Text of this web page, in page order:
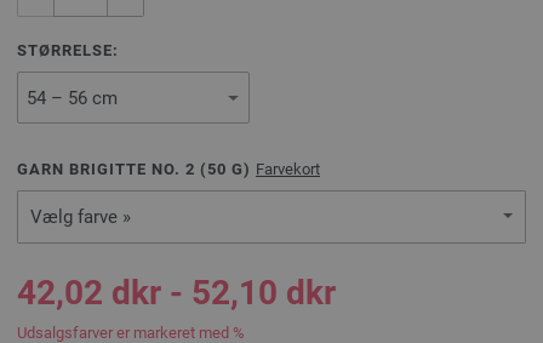
STØRRELSE:
GARN BRIGITTE NO. 2 ( 50 G) Farvekort
Vælg farve »
42,02 dkr - 52,10 dkr
Udsalgsfarver er markeret med %